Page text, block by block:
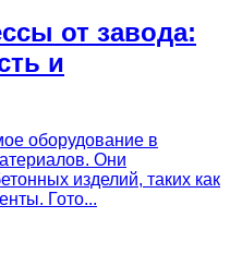
от завода:
и
оборудование в
Они
изделий, таких как
Гото...